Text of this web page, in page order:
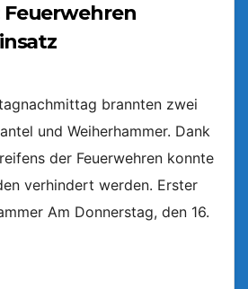
brannten zwei
und Weiherhammer. Dank
der Feuerwehren konnte
verhindert werden. Erster
Am Donnerstag, den 16.